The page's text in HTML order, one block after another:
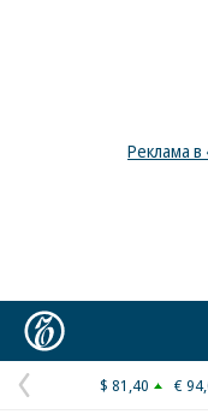
Реклама
Предыдущая
$ 81,40 €